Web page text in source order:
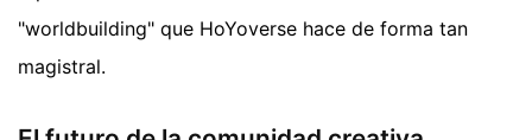
"worldbuilding" que HoYoverse hace de forma tan
magistral.